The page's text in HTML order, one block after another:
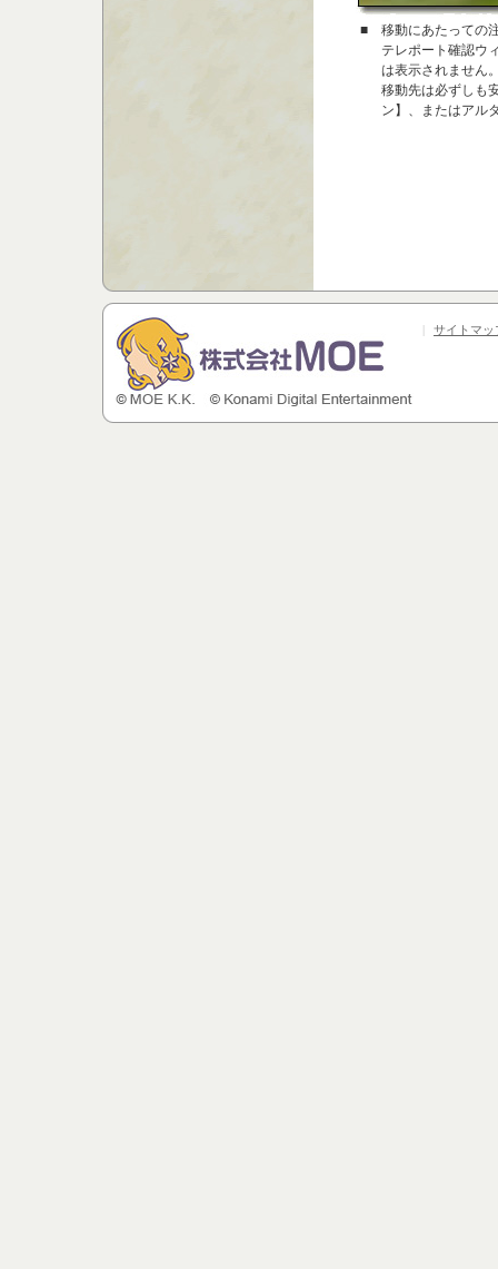
■
移動にあたっての
テレポート確認ウ
は表示されません
移動先は必ずしも
ン】、またはアル
| サイトマッ